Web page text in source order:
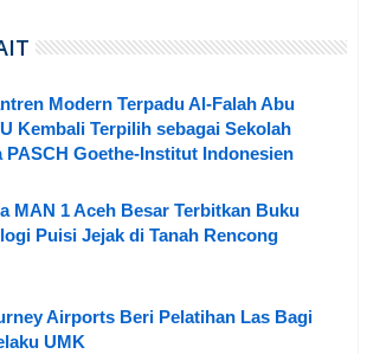
Modern Terpadu Al-Falah Abu
Kembali Terpilih sebagai Sekolah
PASCH Goethe-Institut Indonesien
MAN 1 Aceh Besar Terbitkan Buku
Puisi Jejak di Tanah Rencong
Airports Beri Pelatihan Las Bagi
UMK